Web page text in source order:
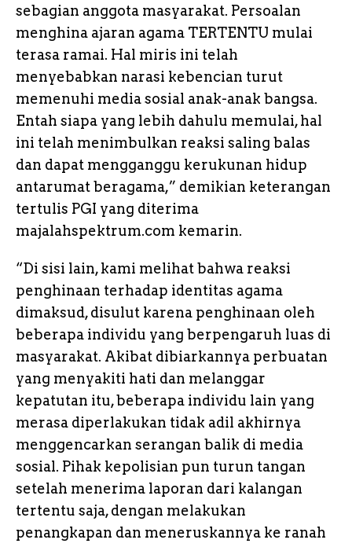
sebagian anggota masyarakat. Persoalan
menghina ajaran agama TERTENTU mulai
terasa ramai. Hal miris ini telah
menyebabkan narasi kebencian turut
memenuhi media sosial anak-anak bangsa.
Entah siapa yang lebih dahulu memulai, hal
ini telah menimbulkan reaksi saling balas
dan dapat mengganggu kerukunan hidup
antarumat beragama,” demikian keterangan
tertulis PGI yang diterima
majalahspektrum.com kemarin.
“Di sisi lain, kami melihat bahwa reaksi
penghinaan terhadap identitas agama
dimaksud, disulut karena penghinaan oleh
beberapa individu yang berpengaruh luas di
masyarakat. Akibat dibiarkannya perbuatan
yang menyakiti hati dan melanggar
kepatutan itu, beberapa individu lain yang
merasa diperlakukan tidak adil akhirnya
menggencarkan serangan balik di media
sosial. Pihak kepolisian pun turun tangan
setelah menerima laporan dari kalangan
tertentu saja, dengan melakukan
penangkapan dan meneruskannya ke ranah